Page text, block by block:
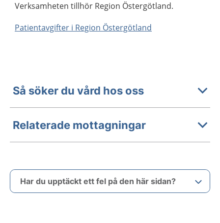
Verksamheten tillhör Region Östergötland.
Patientavgifter i Region Östergötland
Så söker du vård hos oss
Relaterade mottagningar
Har du upptäckt ett fel på den här sidan?